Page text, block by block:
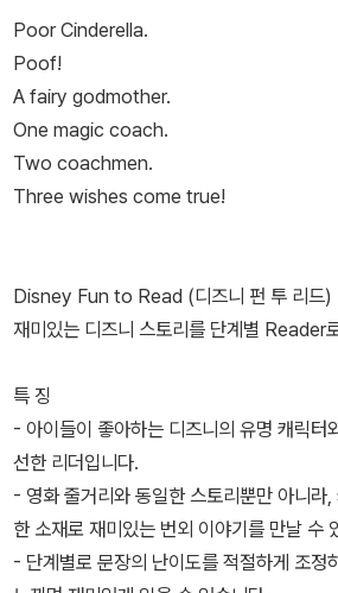
Poor Cinderella.
Poof!
A fairy godmother.
One magic coach.
Two coachmen.
Three wishes come true!
Disney Fun to Read (디즈니 펀 투 리드
재미있는 디즈니 스토리를 단계별 Reader
특 징
- 아이들이 좋아하는 디즈니의 유명 캐릭터
선한 리더입니다.
- 영화 줄거리와 동일한 스토리뿐만 아니라
한 소재로 재미있는 번외 이야기를 만날 수
- 단계별로 문장의 난이도를 적절하게 조정